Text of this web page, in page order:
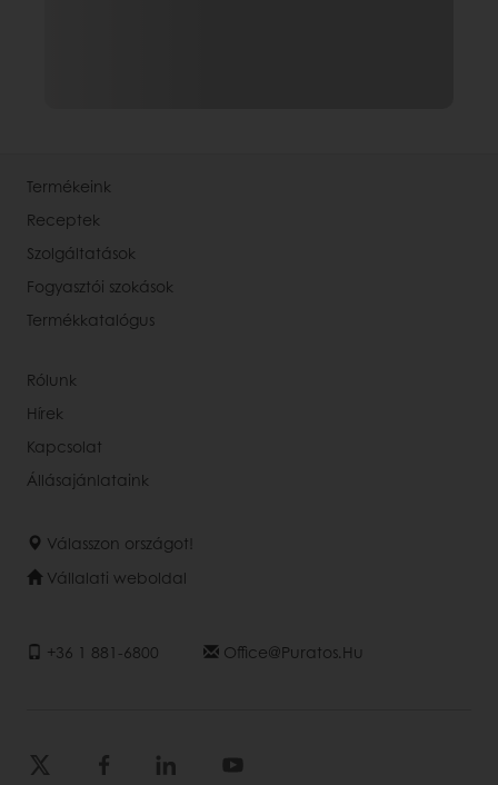
Termékeink
Receptek
Szolgáltatások
Fogyasztói szokások
Termékkatalógus
Rólunk
Hírek
Kapcsolat
Állásajánlataink
Válasszon országot!
Vállalati weboldal
+36 1 881-6800 Office@puratos.hu